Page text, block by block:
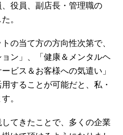
役員、副店長・管理職の
。
の当て方の方向性次第で、
ョン」、「健康＆メンタルヘ
ビス＆お客様への気遣い」
することが可能だと、私・
。
てきたことで、多くの企業